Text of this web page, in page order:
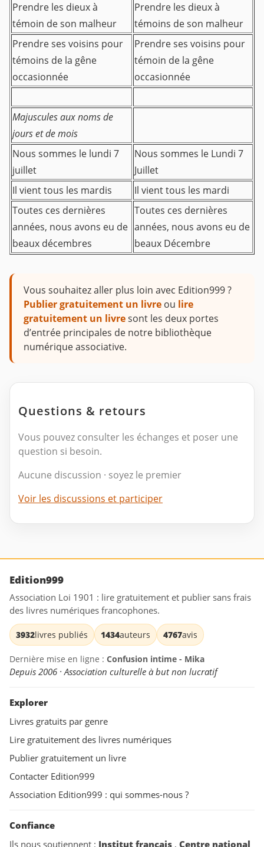
Prendre les dieux à
témoin de son malheur
Prendre les dieux à
témoins de son malheur
Prendre ses voisins pour
témoins de la gêne
occasionnée
Prendre ses voisins pour
témoin de la gêne
occasionnée
Majuscules aux noms de
jours et de mois
Nous sommes le lundi 7
juillet
Nous sommes le Lundi 7
Juillet
Il vient tous les mardis
Il vient tous les mardi
Toutes ces dernières
années, nous avons eu de
beaux décembres
Toutes ces dernières
années, nous avons eu de
beaux Décembre
Vous souhaitez aller plus loin avec Edition999 ?
Publier gratuitement un livre ou lire
gratuitement un livresont les deux portes
d’entrée principales de notre bibliothèque
numérique associative.
Questions & retours
Vous pouvez consulter les échanges et poser une
question si besoin.
Aucune discussion · soyez le premier
Voir les discussions et participer
Edition999
Association Loi 1901 : lire gratuitement et publier sans frais
des livres numériques francophones.
3932livres publiés 1434auteurs 4767avis
Dernière mise en ligne : Confusion intime - Mika
Depuis 2006 · Association culturelle à but non lucratif
Explorer
Livres gratuits par genre
Lire gratuitement des livres numériques
Publier gratuitement un livre
Contacter Edition999
Association Edition999 : qui sommes-nous ?
Confiance
Ils nous soutiennent : Institut français , Centre national